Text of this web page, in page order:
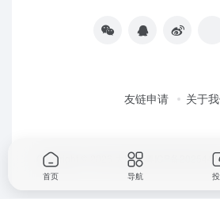
友链申请 关于
Copyright © 2026 大国Ai 粤ICP备
首页 导航